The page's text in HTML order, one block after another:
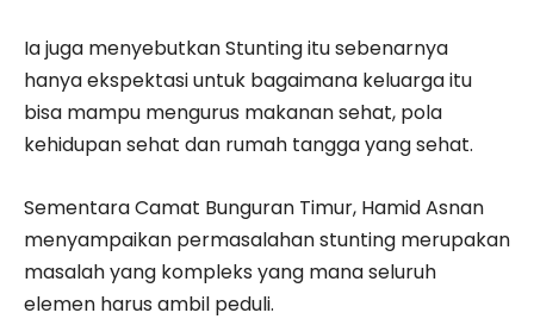
Ia juga menyebutkan Stunting itu sebenarnya
hanya ekspektasi untuk bagaimana keluarga itu
bisa mampu mengurus makanan sehat, pola
kehidupan sehat dan rumah tangga yang sehat.
Sementara Camat Bunguran Timur, Hamid Asnan
menyampaikan permasalahan stunting merupakan
masalah yang kompleks yang mana seluruh
elemen harus ambil peduli.